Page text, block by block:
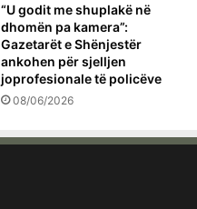
“U godit me shuplakë në
dhomën pa kamera”:
Gazetarët e Shënjestër
ankohen për sjelljen
joprofesionale të policëve
08/06/2026